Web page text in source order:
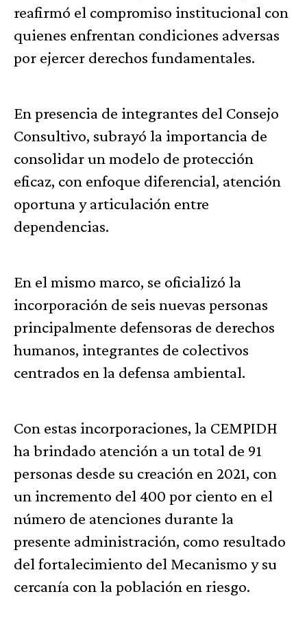
reafirmó el compromiso institucional con
quienes enfrentan condiciones adversas
por ejercer derechos fundamentales.
En presencia de integrantes del Consejo
Consultivo, subrayó la importancia de
consolidar un modelo de protección
eficaz, con enfoque diferencial, atención
oportuna y articulación entre
dependencias.
En el mismo marco, se oficializó la
incorporación de seis nuevas personas
principalmente defensoras de derechos
humanos, integrantes de colectivos
centrados en la defensa ambiental.
Con estas incorporaciones, la CEMPIDH
ha brindado atención a un total de 91
personas desde su creación en 2021, con
un incremento del 400 por ciento en el
número de atenciones durante la
presente administración, como resultado
del fortalecimiento del Mecanismo y su
cercanía con la población en riesgo.